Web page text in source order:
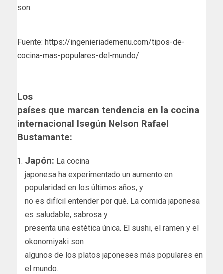
son.
Fuente: https://ingenieriademenu.com/tipos-de-
cocina-mas-populares-del-mundo/
Los
países que marcan tendencia en la cocina
internacional lsegún Nelson Rafael
Bustamante:
Japón: La cocina
japonesa ha experimentado un aumento en
popularidad en los últimos años, y
no es difícil entender por qué. La comida japonesa
es saludable, sabrosa y
presenta una estética única. El sushi, el ramen y el
okonomiyaki son
algunos de los platos japoneses más populares en
el mundo.